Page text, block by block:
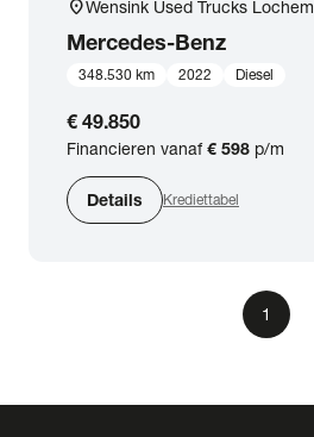
location_onWensink Used Trucks Lochem
Mercedes-Benz
348.530 km 2022 Diesel
€ 49.850
Financieren vanaf€ 598 p/m
Details Krediettabel
1